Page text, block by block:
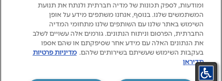
New Life. New Energy.
ומודעות, לספק תכונות של מדיה חברתית ולנתח את תנועת
המשתמשים שלנו. בנוסף, אנחנו משתפים מידע על אופן
השימוש באתר שלנו עם השותפים שלנו מתחומי המדיה
החברתית, הפרסום וניתוח הנתונים. גורמים אלה עשויים לשלב
את הנתונים האלה עם מידע אחר שסיפקתם או שהם אספו
בעקבות השימוש שעשיתם בשירותים שלהם. מדיניות פרטיות
תדיראן